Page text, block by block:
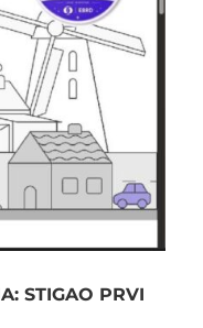
STIGAO PRVI